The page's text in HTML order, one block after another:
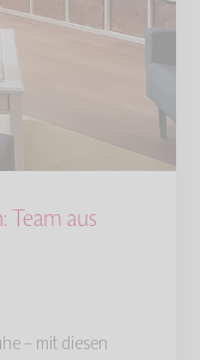
aus
– mit diesen